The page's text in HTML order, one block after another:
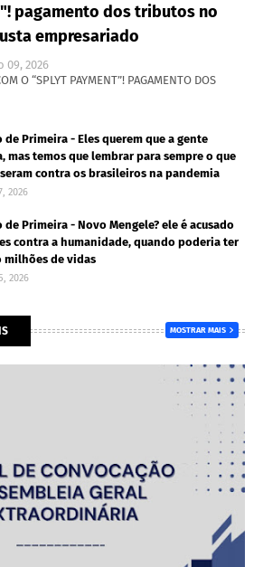
pagamento dos tributos no
empresariado
09, 2026
O “SPLYT PAYMENT”! PAGAMENTO DOS
de Primeira - Eles querem que a gente
mas temos que lembrar para sempre o que
contra os brasileiros na pandemia
2026
de Primeira - Novo Mengele? ele é acusado
contra a humanidade, quando poderia ter
milhões de vidas
2026
MOSTRAR MAIS